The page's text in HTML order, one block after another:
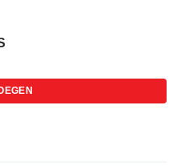
voor evenementen aantal